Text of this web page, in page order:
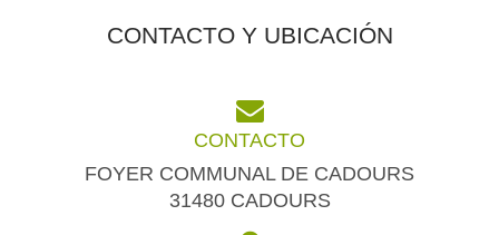
CONTACTO Y UBICACIÓN
CONTACTO
FOYER COMMUNAL DE CADOURS
31480 CADOURS